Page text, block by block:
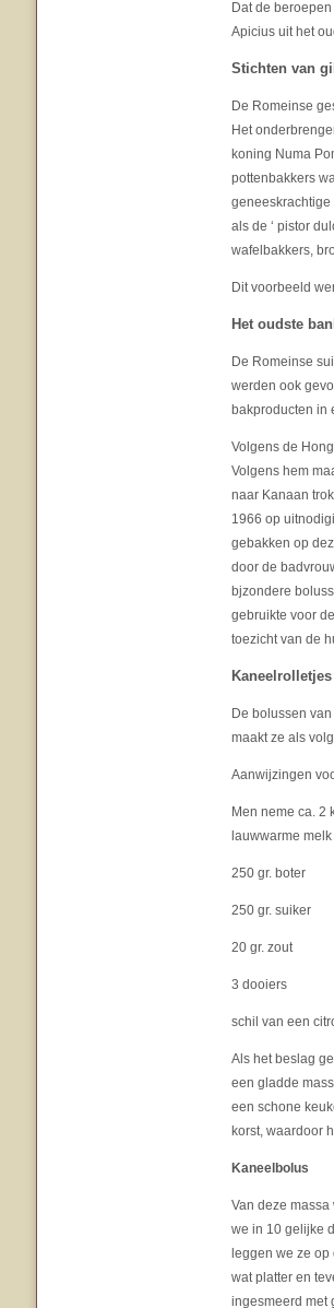
Dat de
Apicius uit het
Stichten van
De Romeinse
Het
koning Numa
pottenbakkers
geneeskrachtige
als de ‘ pistor
wafelbakkers,
Dit voorbeeld
Het oudste
De Romeinse
werden ook
bakproducten in
Volgens de
Volgens hem
naar Kanaan
1966 op
gebakken op
door de
bjzondere
gebruikte voor
toezicht van de
Kaneelrolletjes
De bolussen
maakt ze als
Aanwijzingen
Men neme ca. 2
lauwwarme
250 gr. boter
250 gr. suiker
20 gr. zout
3 dooiers
schil van een
Als het beslag
een gladde
een schone
korst, waardoor
Kaneelbolus
Van deze
we in 10 gelijke
leggen we ze
wat platter en
ingesmeerd met